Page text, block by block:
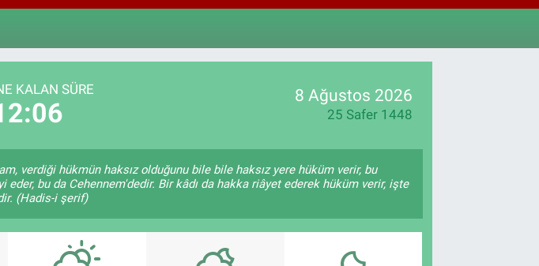
GRAM ALTIN
KALAN SÜRE 8 Ağustos 2026
25 Safer 1448
verdiği hükmün haksız olduğunu bile bile haksız yere hüküm verir, bu
bu da Cehennem'dedir. Bir kâdı da hakka riâyet ederek hüküm verir, işte
(Hadis-i şerif)